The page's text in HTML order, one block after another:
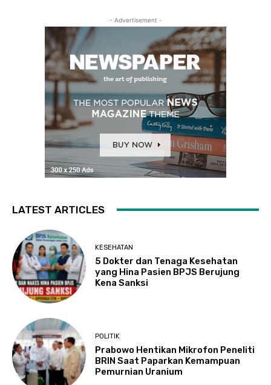
- Advertisement -
LATEST ARTICLES
KESEHATAN
5 Dokter dan Tenaga Kesehatan
yang Hina Pasien BPJS Berujung
Kena Sanksi
POLITIK
Prabowo Hentikan Mikrofon Peneliti
BRIN Saat Paparkan Kemampuan
Pemurnian Uranium